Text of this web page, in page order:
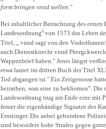
form bringen vnnd stellen."
Bei inhaltlicher Betrachtung des ersten
Landesordnung6 von 1573 das Leben
Titel, „ vnnd sagt von den
auch Diennstknecht vnnd
Wappenbrief haben." Jener längst
etwa lautet im dritten Buch der Titel
Tod abgangen ist." Ein Zeitgenosse
heirathen, wan eine zu bekhomen".
Landesordnung trug am Ende eine mit
ferner die eigenhändige Signatur des
Ernstinger. Die anbei gebundene
sind besonders hohe Strafen gegen